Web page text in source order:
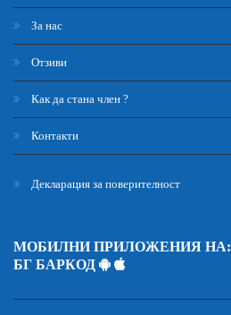
За нас
Отзиви
Как да стана член ?
Контакти
Декларация за поверителност
МОБИЛНИ ПРИЛОЖЕНИЯ НА:
БГ БАРКОД